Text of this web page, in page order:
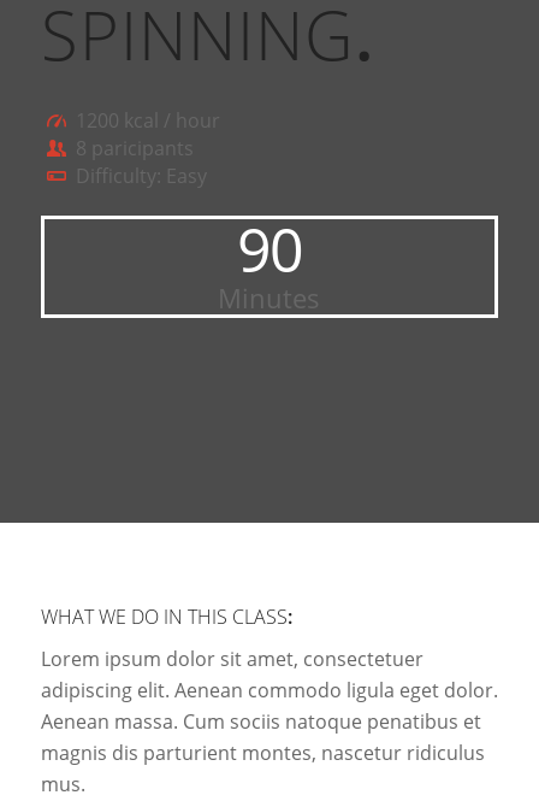
SPINNING.
1200 kcal / hour
8 paricipants
Difficulty: Easy
90
Minutes
WHAT WE DO IN THIS CLASS:
Lorem ipsum dolor sit amet, consectetuer
adipiscing elit. Aenean commodo ligula eget dolor.
Aenean massa. Cum sociis natoque penatibus et
magnis dis parturient montes, nascetur ridiculus
mus.